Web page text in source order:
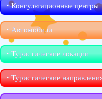
‣︎ Консультационные центры
‣︎ Автомобили
‣︎ Туристические локации
‣︎ Туристические